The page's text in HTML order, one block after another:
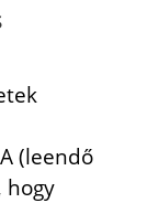
(leendő
hogy